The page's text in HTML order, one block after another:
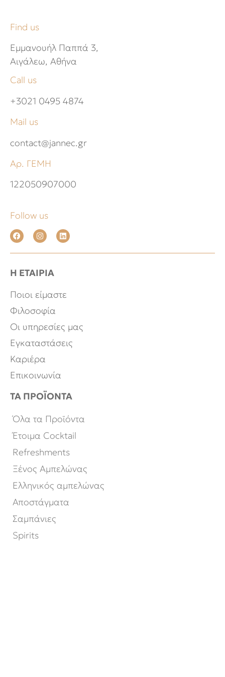
Find us
Εμμανουήλ Παππά 3,
Αιγάλεω, Αθήνα
Call us
+3021 0495 4874
Mail us
contact@jannec.gr
Αρ. ΓΕΜΗ
122050907000
Follow us
Η ΕΤΑΙΡΙΑ
Ποιοι είμαστε
Φιλοσοφία
Οι υπηρεσίες μας
Εγκαταστάσεις
Καριέρα
Επικοινωνία
ΤΑ ΠΡΟΪΟΝΤΑ
Όλα τα Προϊόντα
Έτοιμα Cocktail
Refreshments
Ξένος Αμπελώνας
Ελληνικός αμπελώνας
Αποστάγματα
Σαμπάνιες
Spirits